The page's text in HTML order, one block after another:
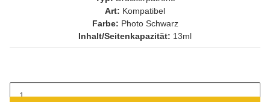
Art: Kompatibel
Farbe: Photo Schwarz
Inhalt/Seitenkapazität: 13ml